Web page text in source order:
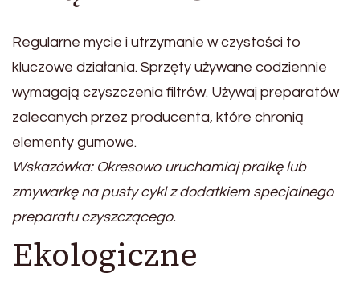
Regularne mycie i utrzymanie w czystości to
kluczowe działania. Sprzęty używane codziennie
wymagają czyszczenia filtrów. Używaj preparatów
zalecanych przez producenta, które chronią
elementy gumowe.
Wskazówka: Okresowo uruchamiaj pralkę lub
zmywarkę na pusty cykl z dodatkiem specjalnego
preparatu czyszczącego.
Ekologiczne